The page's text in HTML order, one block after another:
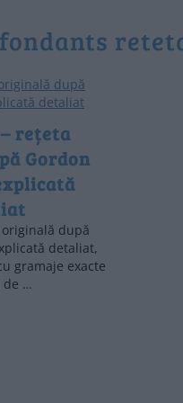
fondants
rețeta
Gordon
originală după
detaliat,
gramaje exacte
de …